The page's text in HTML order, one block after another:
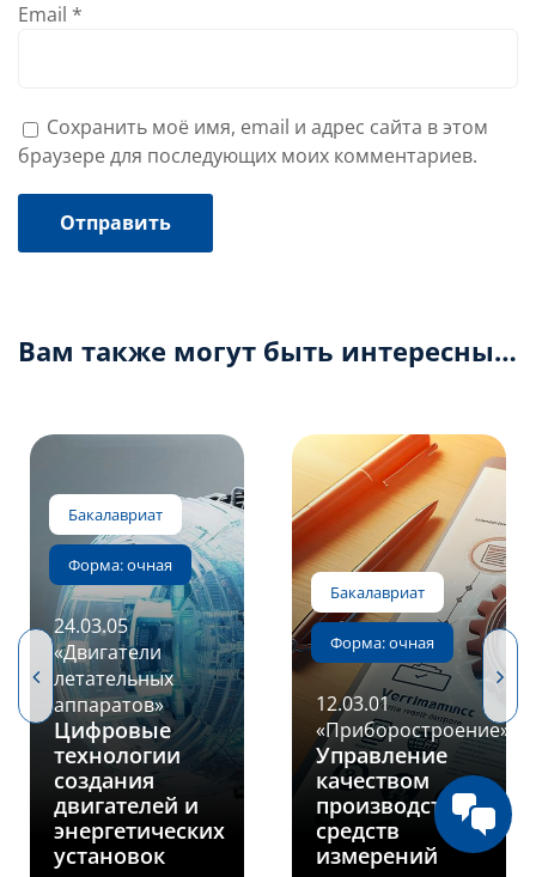
Email *
Сохранить моё имя, email и адрес сайта в этом
браузере для последующих моих комментариев.
Вам также могут быть интересны…
24.03.05
«Двигатели
летательных
аппаратов»
Цифровые
технологии
создания
двигателей и
энергетических
установок
12.03.01
«Приборостроение»
Управление
качеством
производства
средств
измерений